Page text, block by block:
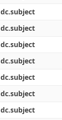
dc.subject
dc.subject
dc.subject
dc.subject
dc.subject
dc.subject
dc.subject